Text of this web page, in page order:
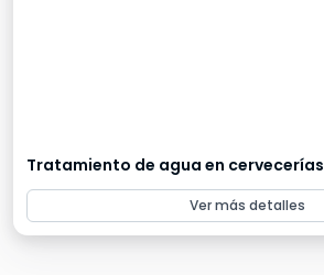
Tratamiento de agua en cervecerías
Ver más detalles